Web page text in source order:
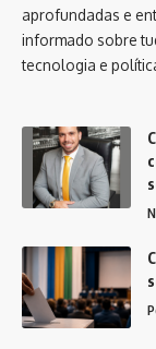
aprofundadas e
informado sobre
tecnologia e